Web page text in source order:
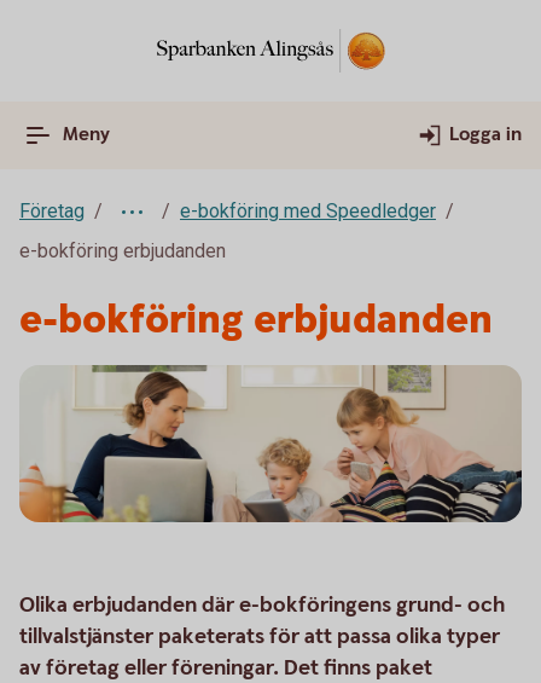
Meny Logga in
Företag
e-bokföring med Speedledger
e-bokföring erbjudanden
e-bokföring erbjudanden
Olika erbjudanden där e-bokföringens grund- och
tillvalstjänster paketerats för att passa olika typer
av företag eller föreningar. Det finns paket